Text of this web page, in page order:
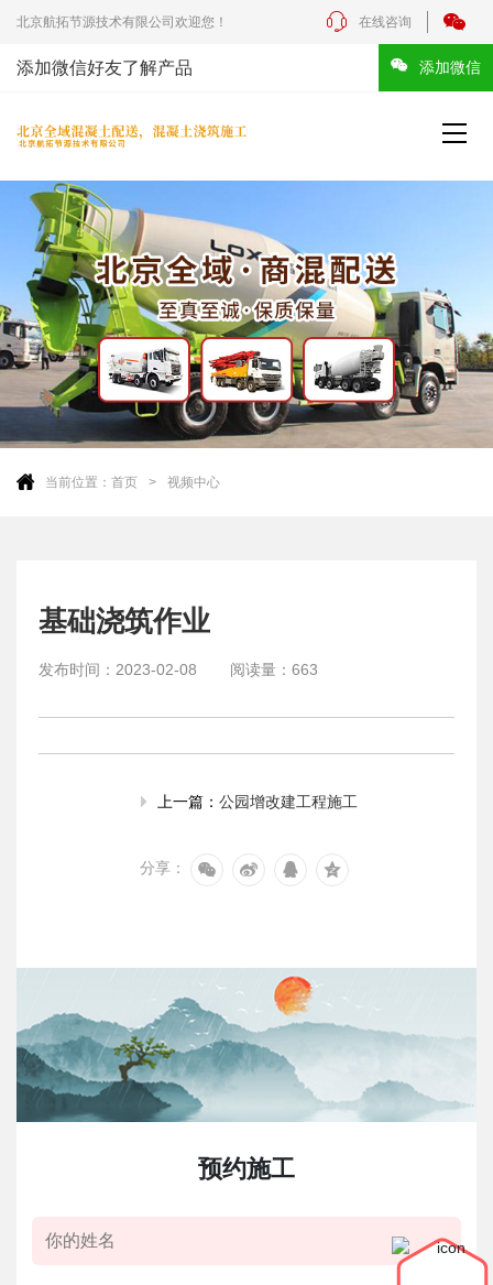
北京航拓节源技术有限公司欢迎您！ 在线咨询
添加微信好友了解产品 添加微信
当前位置： 首页 视频中心
预约施工
基础浇筑作业
发布时间： 2023-02-08 阅读量： 663
上一篇： 公园增改建工程施工
分享：